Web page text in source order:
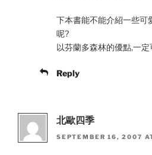
下本書能不能介紹一些可
呢?
以芬蘭多森林的優點,一
Reply
北歐四季
SEPTEMBER 16, 2007